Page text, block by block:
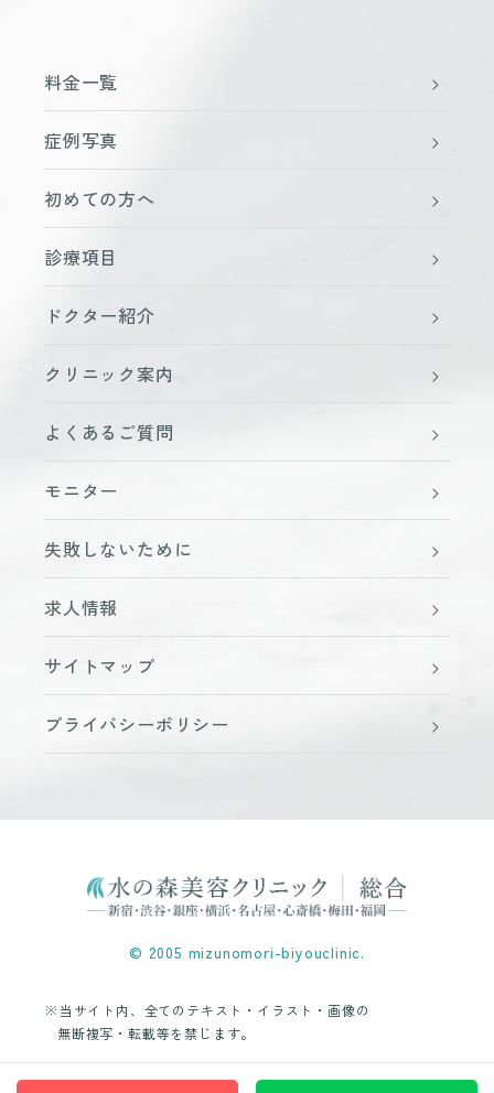
料金一覧
症例写真
初めての方へ
診療項目
ドクター紹介
クリニック案内
よくあるご質問
モニター
失敗しないために
求人情報
サイトマップ
プライバシーポリシー
© 2005 mizunomori-biyouclinic.
※当サイト内、全てのテキスト・イラスト・画像の
無断複写・転載等を禁じます。